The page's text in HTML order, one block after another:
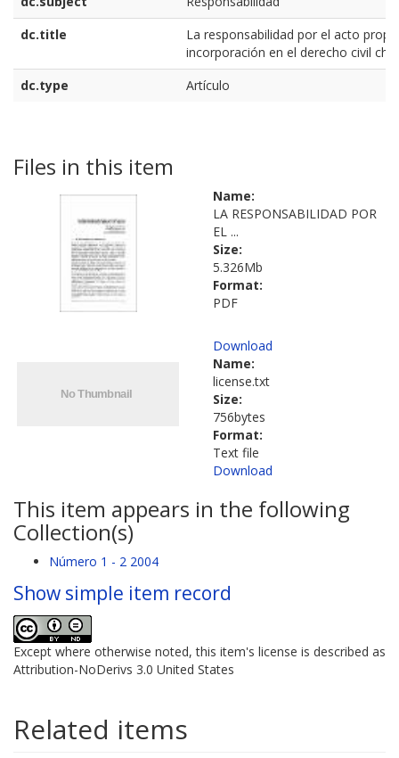
dc.title
La responsabilidad por el acto
incorporación en el derecho civil
dc.type
Artículo
Files in this item
Name:
LA RESPONSABILIDAD POR
EL ...
Size:
5.326Mb
Format:
PDF
Download
Name:
license.txt
Size:
756bytes
Format:
Text file
Download
This item appears in the following
Collection(s)
Número 1 - 2 2004
Show simple item record
Except where otherwise noted, this item's license is described as
Attribution-NoDerivs 3.0 United States
Related items